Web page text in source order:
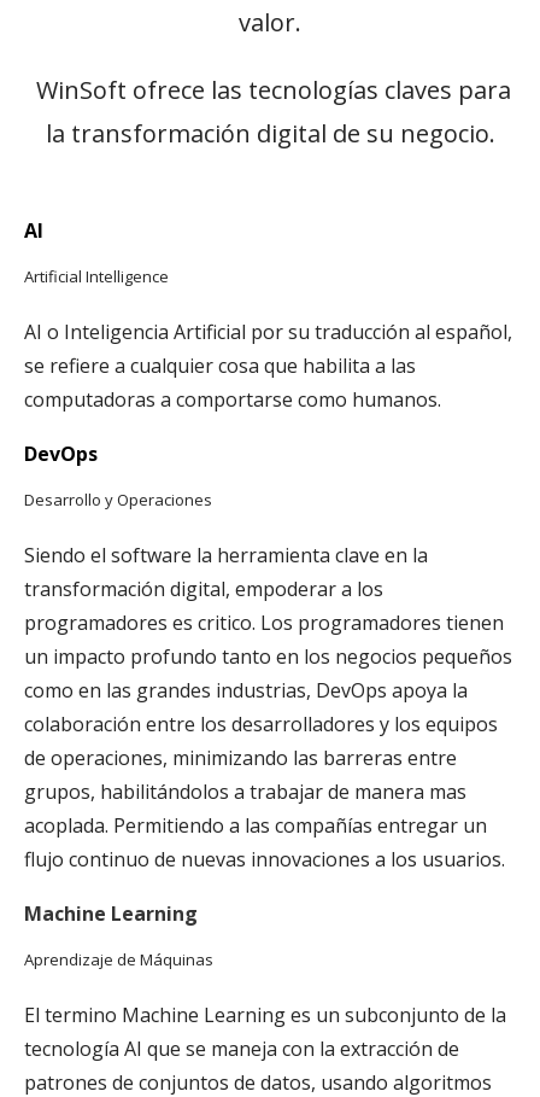
valor.
WinSoft ofrece las tecnologías claves para
la transformación digital de su negocio.
AI
Artificial Intelligence
AI o Inteligencia Artificial por su traducción al español,
se refiere a cualquier cosa que habilita a las
computadoras a comportarse como humanos.
DevOps
Desarrollo y Operaciones
Siendo el software la herramienta clave en la
transformación digital, empoderar a los
programadores es critico. Los programadores tienen
un impacto profundo tanto en los negocios pequeños
como en las grandes industrias, DevOps apoya la
colaboración entre los desarrolladores y los equipos
de operaciones, minimizando las barreras entre
grupos, habilitándolos a trabajar de manera mas
acoplada. Permitiendo a las compañías entregar un
flujo continuo de nuevas innovaciones a los usuarios.
Machine Learning
Aprendizaje de Máquinas
El termino Machine Learning es un subconjunto de la
tecnología AI que se maneja con la extracción de
patrones de conjuntos de datos, usando algoritmos